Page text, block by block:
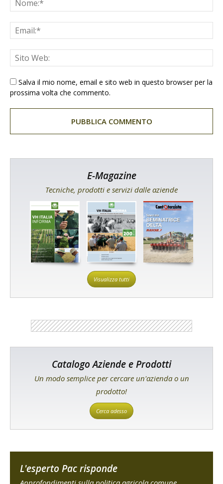
Salva il mio nome, email e sito web in questo browser per la
prossima volta che commento.
E-Magazine
Tecniche, prodotti e servizi dalle aziende
Visualizza tutti
Catalogo Aziende e Prodotti
Un modo semplice per cercare un'azienda o un
prodotto!
Cerca adesso
L'esperto Pac risponde